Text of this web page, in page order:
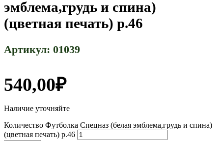
эмблема,грудь и спина)
(цветная печать) р.46
Артикул: 01039
540,00₽
Наличие уточняйте
Количество Футболка Спецназ (белая эмблема,грудь и спина)
(цветная печать) р.46